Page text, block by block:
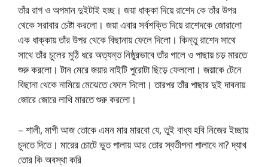
তাঁর রাগ ও অপমান দুইটাই হচ্ছ। জয়া ধাক্কা দিয়ে রাশেদ কে তাঁর উপর
থেকে সরাবার চেষ্টা করলো। জয়া এবার সর্বশক্তি দিয়ে রাশেদকে জোরালো
এক ধাক্কায় তাঁর উপর থেকে বিছানায় ফেলে দিলো। কিন্তু রাশেদ সাথে
সাথে তাঁর চুলের মুঠি ধরে অত্যন্ত নিষ্ঠুরভাবে তাঁর গালে ও পাছায় চড় মারতে
শুরু করলো। টান মেরে জয়ার নাইটি পুরোটা ছিড়ে ফেললো। জয়াকে টেনে
বিছানা থেকে নামিয়ে মেঝেতে ফেলে দিলো। তারপর তাঁর পাছার দুই দাবনায়
জোরে জোরে লাথি মারতে শুরু করলো।
– শালী, মাগী আজ তোকে এমন মার মারবো যে, তুই বাধ্য হবি নিজের ইচ্ছায়
চুদতে দিতে। মারের চোটে ভুত পালায় আর তোর স্বতীপনা পালাবে না? দ্যাখ
তোর কি অবস্থা করি